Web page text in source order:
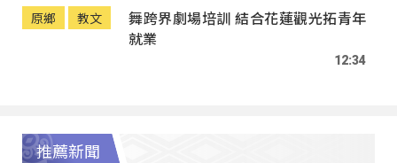
原鄉 教文
舞跨界劇場培訓 結合花蓮觀光拓青年
就業
12:34
推薦新聞